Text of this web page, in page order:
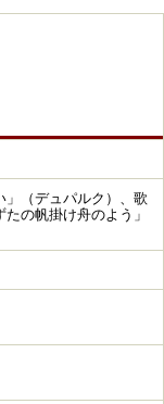
」（デュパルク）、歌
の帆掛け舟のよう」